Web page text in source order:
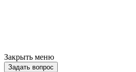
Закрыть меню
Задать вопрос